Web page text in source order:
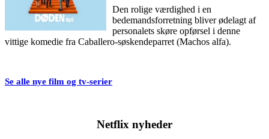
Den rolige værdighed i en
bedemandsforretning bliver ødelagt af
personalets skøre opførsel i denne
vittige komedie fra Caballero-søskendeparret (Machos alfa).
Se alle nye film og tv-serier
Netflix nyheder